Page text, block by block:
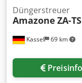
Kassel 69 km
Düngerstreuer
Amazone ZA-
Preisinfo